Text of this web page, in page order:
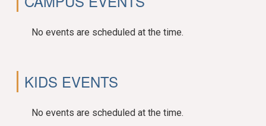
No events are scheduled at the time.
KIDS EVENTS
No events are scheduled at the time.